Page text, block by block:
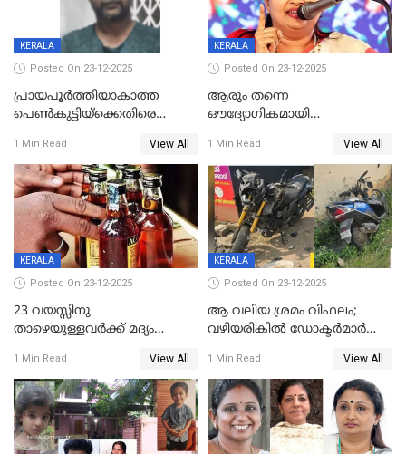
KERALA
Posted On 23-12-2025
പ്രായപൂർത്തിയാകാത്ത
പെൺകുട്ടിയ്ക്കെതിരെ
59 വർഷം തടവും 90,൦൦൦ രൂപ
പിഴയും ശിക്ഷ
1 Min Read View All
KERALA
Posted On 23-12-2025
ആരും തന്നെ
ഔദ്യോഗികമായി
കണ്ടെത്താൻ ഇന്ന് കോർ
കമ്മിറ്റി കൂടിയില്ല';
അതൃപ്തിയുമായി ദീപ്തി മേരി
വർഗീസ്
1 Min Read View All
KERALA
Posted On 23-12-2025
23 വയസ്സിനു
താഴെയുള്ളവർക്ക് മദ്യം
നടപടി;സ്ഥാപനങ്ങൾക്കെതിരെ
രണ്ട് കേസുകൾ
1 Min Read View All
KERALA
Posted On 23-12-2025
ആ വലിയ ശ്രമം വിഫലം;
വഴിയരികില്‍ ‌ഡോക്ടര്‍മാര്‍
മരണത്തിന് കീഴടങ്ങി
1 Min Read View All